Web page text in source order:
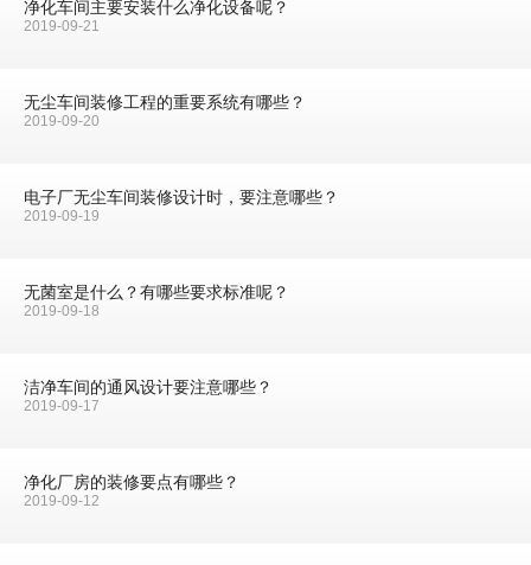
净化车间主要安装什么净化设备呢？
2019-09-21
无尘车间装修工程的重要系统有哪些？
2019-09-20
电子厂无尘车间装修设计时，要注意哪些？
2019-09-19
无菌室是什么？有哪些要求标准呢？
2019-09-18
洁净车间的通风设计要注意哪些？
2019-09-17
净化厂房的装修要点有哪些？
2019-09-12